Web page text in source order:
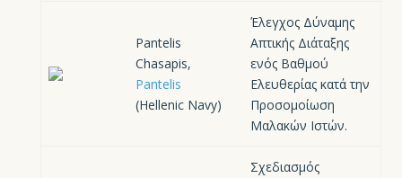
Pantelis
Chasapis,
Pantelis
(Hellenic Navy)
Έλεγχος Δύναμης
Απτικής Διάταξης
ενός Βαθμού
Ελευθερίας κατά την
Προσομοίωση
Μαλακών Ιστών.
Σχεδιασμός